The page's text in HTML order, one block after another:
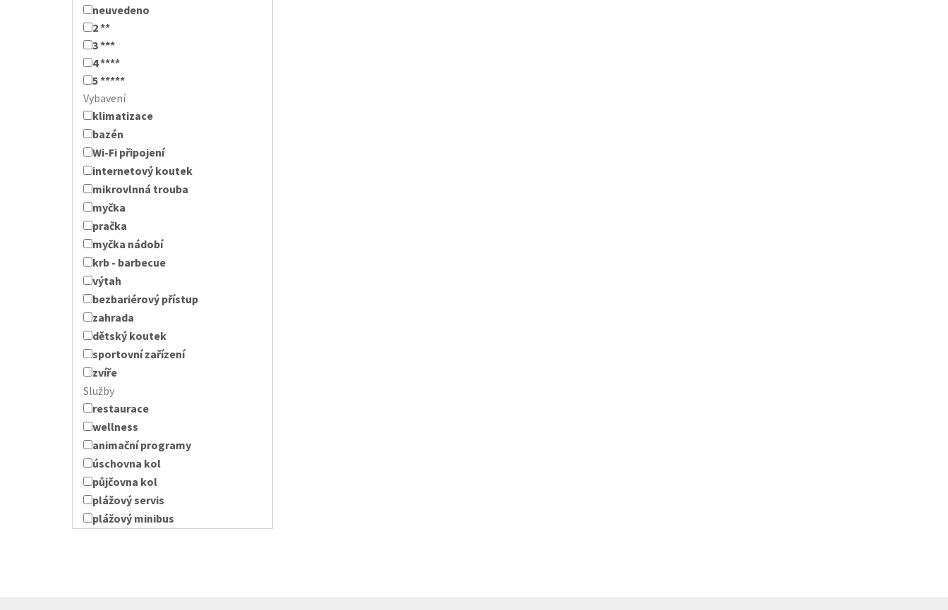
neuvedeno
2 **
3 ***
4 ****
5 *****
Vybavení
klimatizace
bazén
Wi-Fi připojení
internetový koutek
mikrovlnná trouba
myčka
pračka
myčka nádobí
krb - barbecue
výtah
bezbariérový přístup
zahrada
dětský koutek
sportovní zařízení
zvíře
Služby
restaurace
wellness
animační programy
úschovna kol
půjčovna kol
plážový servis
plážový minibus